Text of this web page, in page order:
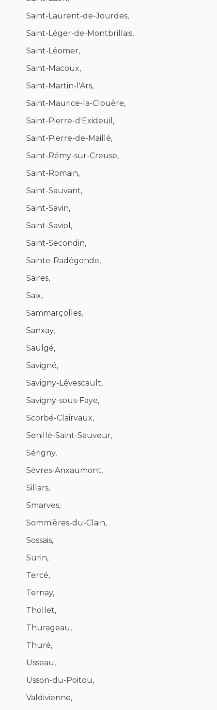
Saint-Laurent-de-Jourdes,
Saint-Léger-de-Montbrillais,
Saint-Léomer,
Saint-Macoux,
Saint-Martin-l'Ars,
Saint-Maurice-la-Clouère,
Saint-Pierre-d'Exideuil,
Saint-Pierre-de-Maillé,
Saint-Rémy-sur-Creuse,
Saint-Romain,
Saint-Sauvant,
Saint-Savin,
Saint-Saviol,
Saint-Secondin,
Sainte-Radégonde,
Saires,
Saix,
Sammarçolles,
Sanxay,
Saulgé,
Savigné,
Savigny-Lévescault,
Savigny-sous-Faye,
Scorbé-Clairvaux,
Senillé-Saint-Sauveur,
Sérigny,
Sèvres-Anxaumont,
Sillars,
Smarves,
Sommières-du-Clain,
Sossais,
Surin,
Tercé,
Ternay,
Thollet,
Thurageau,
Thuré,
Usseau,
Usson-du-Poitou,
Valdivienne,